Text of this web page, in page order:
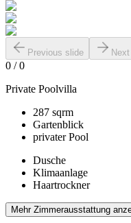
Previous slide
0 /0
Private Poolvilla
287 sqrm
Gartenblick
privater Pool
Dusche
Klimaanlage
Haartrockner
Mehr Zimmerausstattung